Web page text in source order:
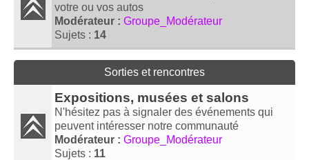
votre ou vos autos
Modérateur : Groupe_Modérateur
Sujets : 14
Sorties et rencontres
Expositions, musées et salons
N'hésitez pas à signaler des événements qui
peuvent intéresser notre communauté
Modérateur : Groupe_Modérateur
Sujets : 11